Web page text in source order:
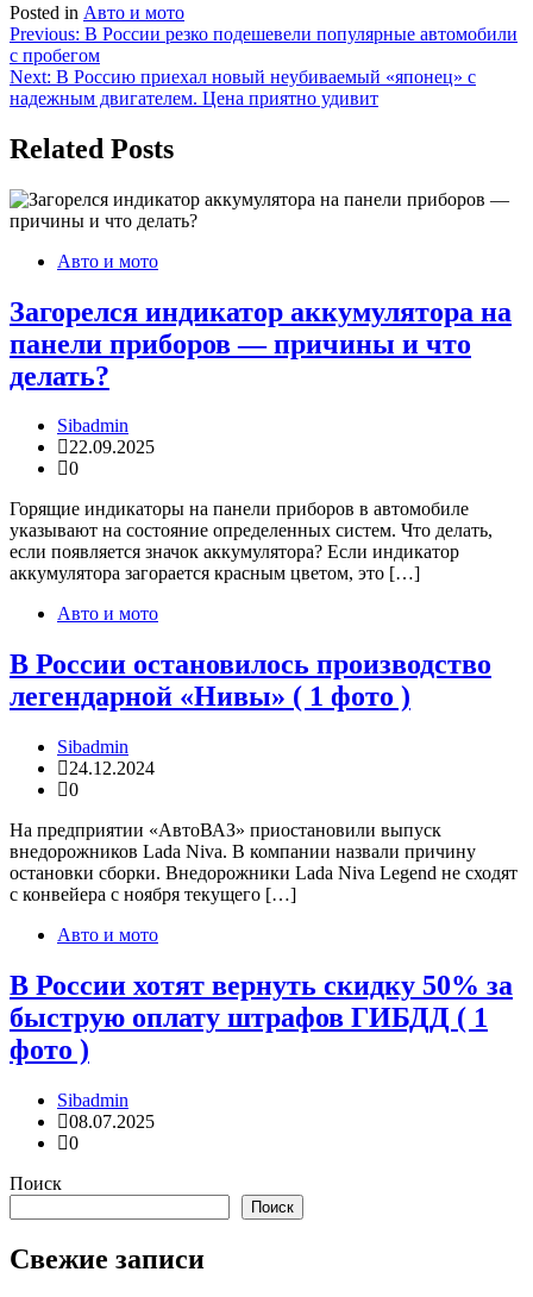
Posted in Авто и мото
Навигация
по
записям
Previous: В России резко подешевели популярные автомобили
с пробегом
Next: В Россию приехал новый неубиваемый «японец» с
надежным двигателем. Цена приятно удивит
Related Posts
Авто и мото
Загорелся индикатор аккумулятора на
панели приборов — причины и что
делать?
Sibadmin
22.09.2025
0
Горящие индикаторы на панели приборов в автомобиле
указывают на состояние определенных систем. Что делать,
если появляется значок аккумулятора? Если индикатор
аккумулятора загорается красным цветом, это […]
Авто и мото
В России остановилось производство
легендарной «Нивы» ( 1 фото )
Sibadmin
24.12.2024
0
На предприятии «АвтоВАЗ» приостановили выпуск
внедорожников Lada Niva. В компании назвали причину
остановки сборки. Внедорожники Lada Niva Legend не сходят
с конвейера с ноября текущего […]
Авто и мото
В России хотят вернуть скидку 50% за
быструю оплату штрафов ГИБДД ( 1
фото )
Sibadmin
08.07.2025
0
Поиск
Поиск
Свежие записи